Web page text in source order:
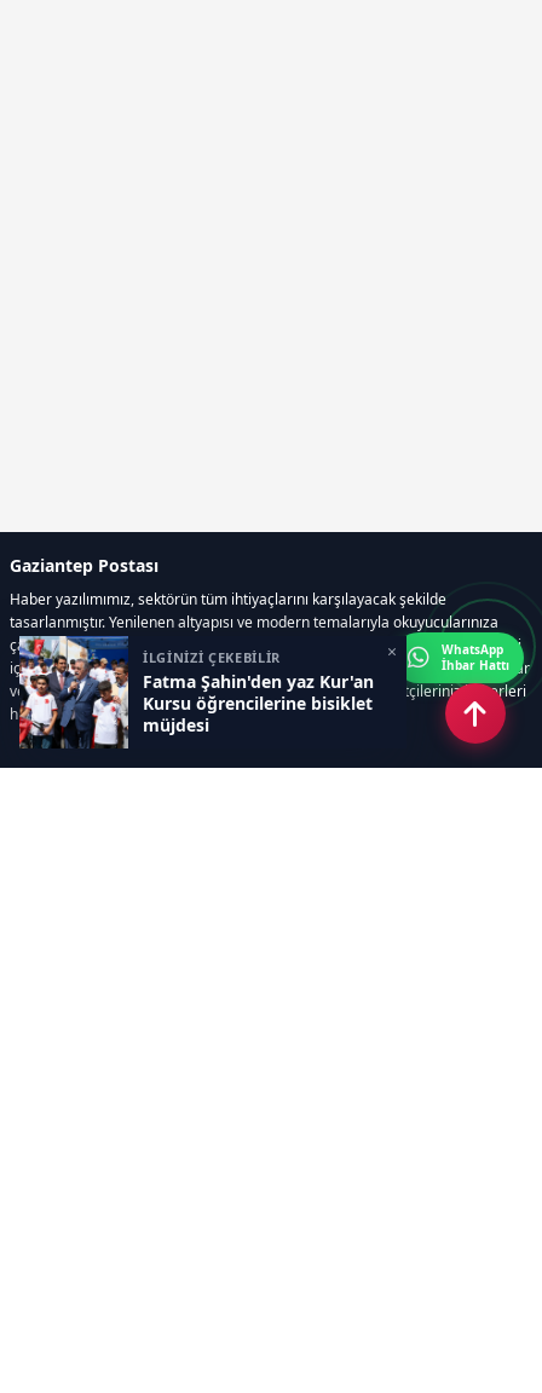
İLGİNİZİ ÇEKEBİLİR
Fatma Şahin'den yaz Kur'an
Kursu öğrencilerine bisiklet
müjdesi
×
Gaziantep Postası
Haber yazılımımız, sektörün tüm ihtiyaçlarını karşılayacak şekilde
tasarlanmıştır. Yenilenen altyapısı ve modern temalarıyla okuyucularınıza
çağdaş bir deneyim sunar. Sistemimiz, haber sitesinde gerekli tüm modülleri
içerir. Siz içerik üretmeye odaklanırken, yazılımımız zamandan tasarruf sağlar
ve süreçlerinizi kolaylaştırır. Etkili arayüzü sayesinde ziyaretçileriniz haberleri
hızlı ve keyifle takip edebilir.
WhatsApp
İhbar Hattı